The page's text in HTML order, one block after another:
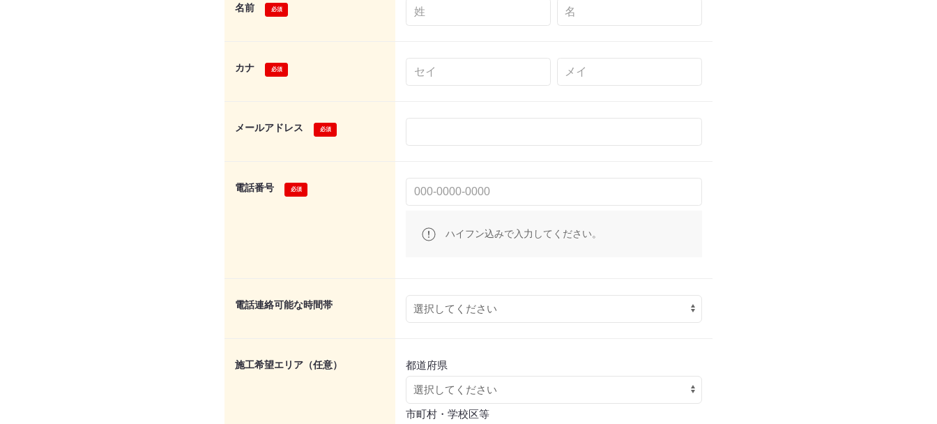
名前
カナ
メールアドレス
電話番号
ハイフン込みで入力してください。
電話連絡可能な時間帯
施工希望エリア（任意） 都道府県
市町村・学校区等